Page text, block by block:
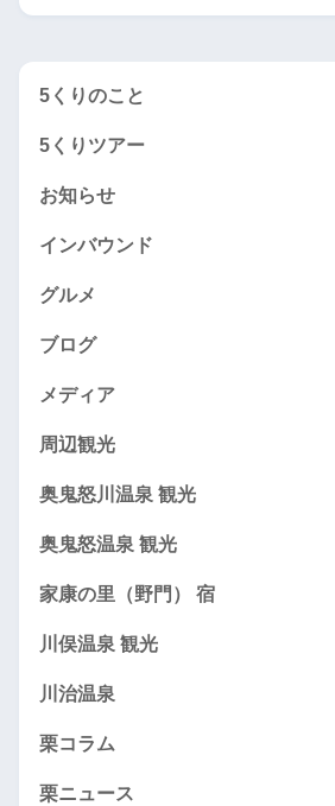
5くりのこと
5くりツアー
お知らせ
インバウンド
グルメ
ブログ
メディア
周辺観光
奥鬼怒川温泉 観光
奥鬼怒温泉 観光
家康の里（野門） 宿
川俣温泉 観光
川治温泉
栗コラム
栗ニュース